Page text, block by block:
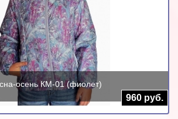
осень КМ-01 (фиолет)
960 руб.